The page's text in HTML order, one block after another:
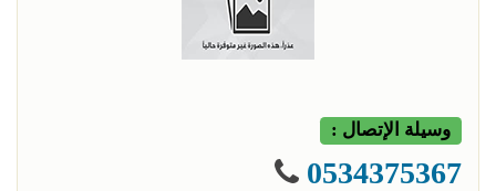
وسيلة الإتصال :
0534375367